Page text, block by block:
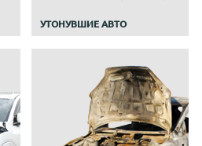
УТОНУВШИЕ АВТО